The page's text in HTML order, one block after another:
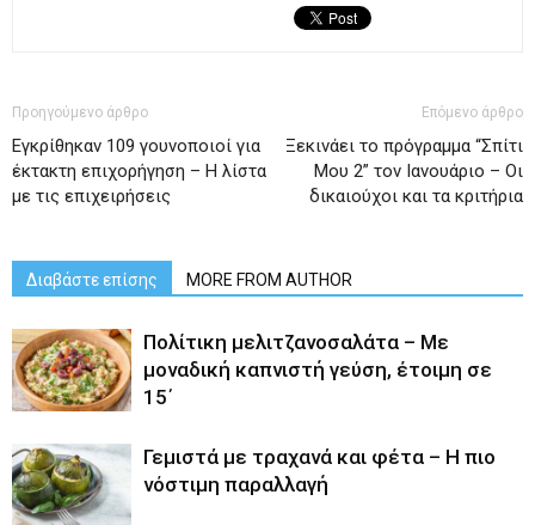
Προηγούμενο άρθρο
Εγκρίθηκαν 109 γουνοποιοί για
έκτακτη επιχορήγηση – Η λίστα
με τις επιχειρήσεις
Επόμενο άρθρο
Ξεκινάει το πρόγραμμα “Σπίτι
Μου 2” τον Ιανουάριο – Οι
δικαιούχοι και τα κριτήρια
Διαβάστε επίσης MORE FROM AUTHOR
Πολίτικη μελιτζανοσαλάτα – Με
μοναδική καπνιστή γεύση, έτοιμη σε
15΄
Γεμιστά με τραχανά και φέτα – Η πιο
νόστιμη παραλλαγή